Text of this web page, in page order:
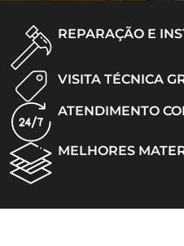
REPARAÇÃO E
VISITA TÉCNICA
ATENDIMENTO
MELHORES